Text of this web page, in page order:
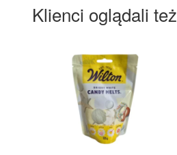
Klienci oglądali też